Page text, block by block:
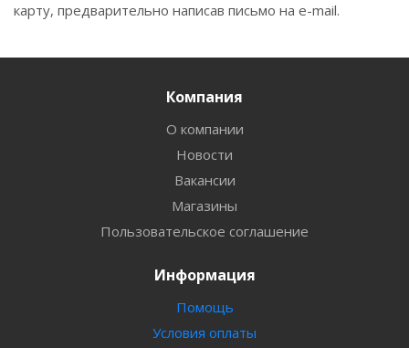
карту, предварительно написав письмо на e-mail.
Компания
О компании
Новости
Вакансии
Магазины
Пользовательское соглашение
Информация
Помощь
Условия оплаты